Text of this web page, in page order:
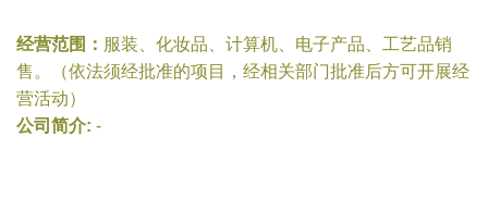
经营范围： 服装、化妆品、计算机、电子产品、工艺品销
售。（依法须经批准的项目，经相关部门批准后方可开展经
营活动）
公司简介: -